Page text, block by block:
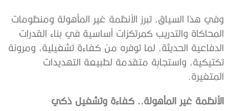
وفي هذا السياق، تبرز الأنظمة غير المأهولة ومنظومات
المحاكاة والتدريب كمرتكزات أساسية في بناء القدرات
الدفاعية الحديثة، لما توفره من كفاءة تشغيلية، ومرونة
تكتيكية، واستجابة متقدمة لطبيعة التهديدات
المتغيرة.
الأنظمة غير المأهولة.. كفاءة وتشغيل ذكي